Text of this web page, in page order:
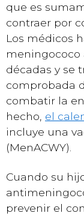
que es
contraer por
Los médicos
meningococo
décadas y se
comprobada
combatir la
hecho, el
incluye una
(MenACWY).
Cuando su
prevenir el